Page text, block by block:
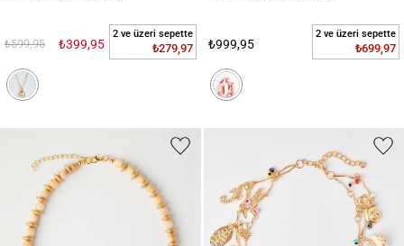
₺599,95 ₺399,95
2 ve üzeri sepette
₺279,97 ₺999,95
2 ve üzeri sepette
₺699,97